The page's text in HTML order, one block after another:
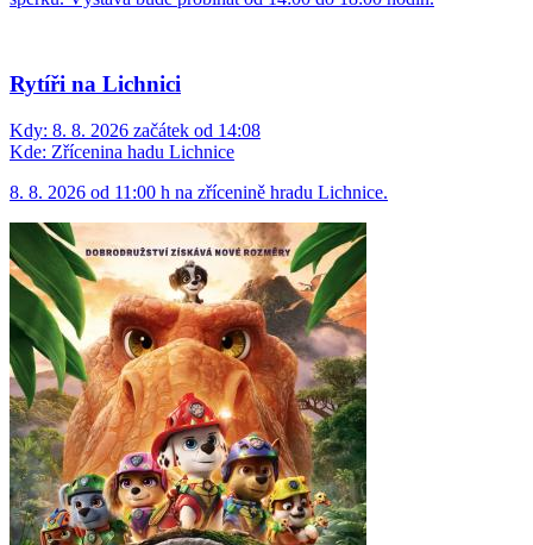
Rytíři na Lichnici
Kdy: 8. 8. 2026 začátek od 14:08
Kde: Zřícenina hadu Lichnice
8. 8. 2026 od 11:00 h na zřícenině hradu Lichnice.